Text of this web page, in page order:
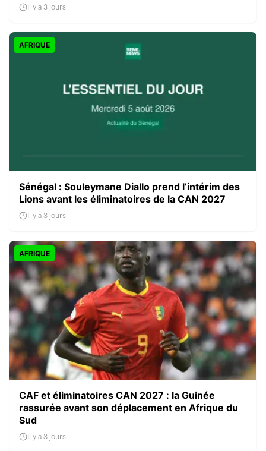
Il y a 3 jours
AFRIQUE
Sénégal : Souleymane Diallo prend l’intérim des
Lions avant les éliminatoires de la CAN 2027
Il y a 3 jours
AFRIQUE
CAF et éliminatoires CAN 2027 : la Guinée
rassurée avant son déplacement en Afrique du
Sud
Il y a 3 jours